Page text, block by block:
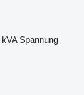
Spannung